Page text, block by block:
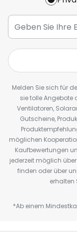
Melden Sie sich für
sie tolle Angebote
Ventilatoren,
Gutscheine,
möglichen
Kaufbewertungen
jederzeit möglich
finden oder über
erhalten
*Ab einem